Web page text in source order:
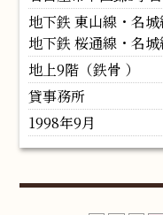
地下鉄 東山線・名
地下鉄 桜通線・名
地上9階（鉄骨 ）
貸事務所
1998年9月